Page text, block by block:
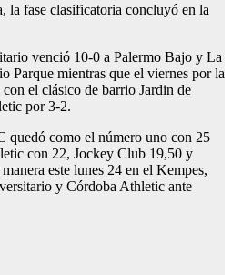
la fase clasificatoria concluyó en la
venció 10-0 a Palermo Bajo y La
Parque mientras que el viernes por la
el clásico de barrio Jardin de
por 3-2.
quedó como el número uno con 25
con 22, Jockey Club 19,50 y
este lunes 24 en el Kempes,
y Córdoba Athletic ante